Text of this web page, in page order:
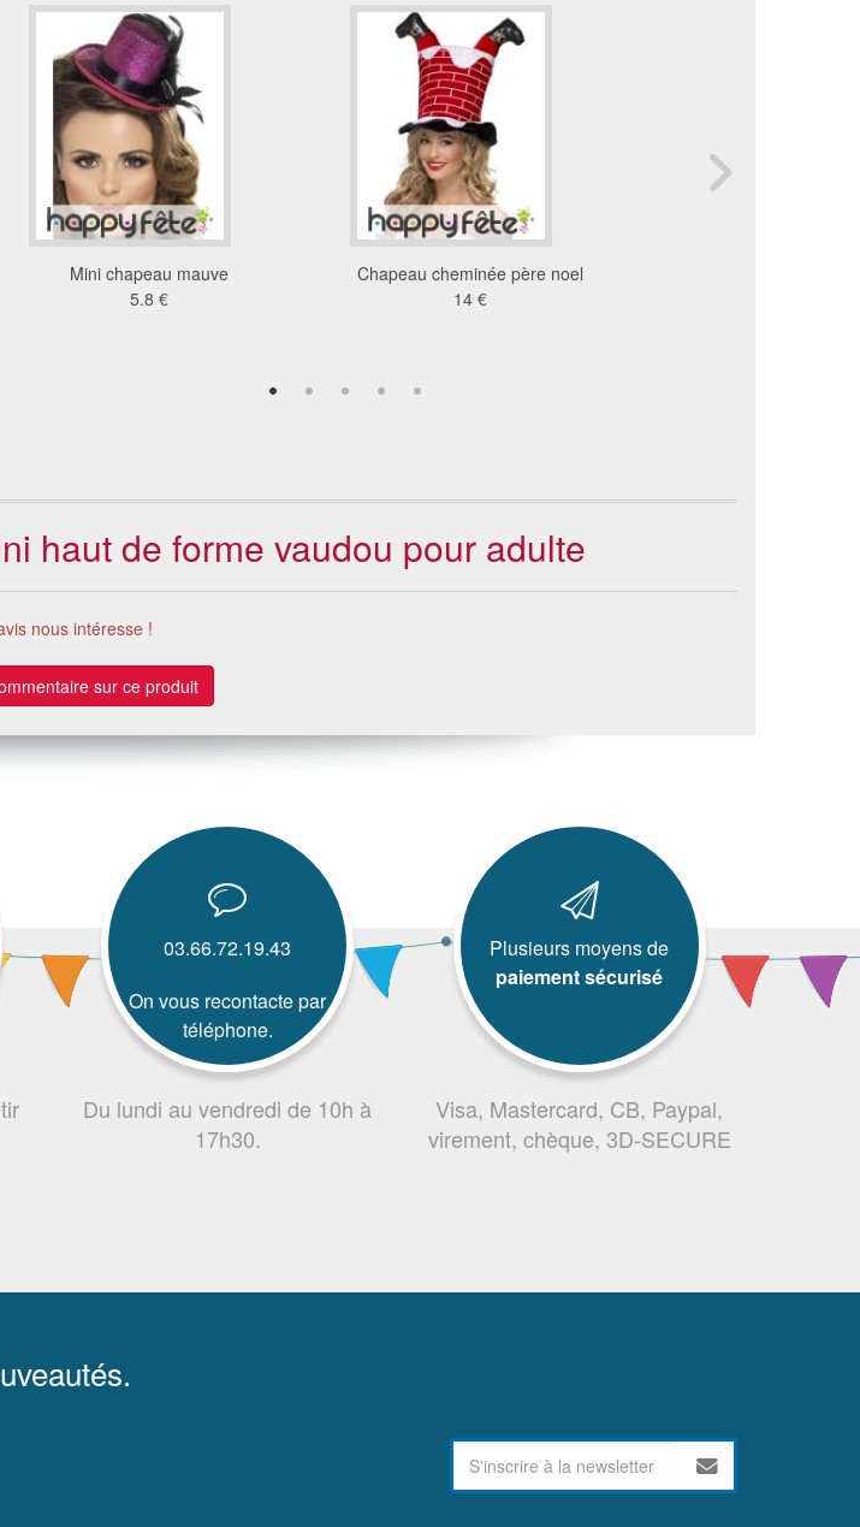
Mini chapeau mauve
5.8 €
Chapeau cheminée père noel
14 €
haut de forme vaudou pour adulte
nous intéresse !
sur ce produit
03.66.72.19.43
On vous recontacte par
téléphone.
Du lundi au vendredi de 10h à
17h30.
Plusieurs moyens de
paiement sécurisé
Visa, Mastercard, CB, Paypal,
virement, chèque, 3D-SECURE